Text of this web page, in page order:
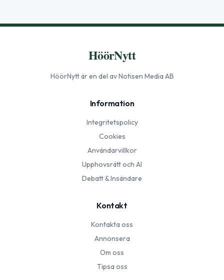
HöörNytt
HöörNyttär en del av Notisen Media AB
Information
Integritetspolicy
Cookies
Användarvillkor
Upphovsrätt och AI
Debatt & Insändare
Kontakt
Kontakta oss
Annonsera
Om oss
Tipsa oss